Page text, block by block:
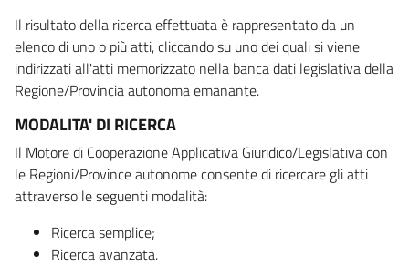
Il risultato della ricerca effettuata è rappresentato da un
elenco di uno o più atti, cliccando su uno dei quali si viene
indirizzati all'atti memorizzato nella banca dati legislativa della
Regione/Provincia autonoma emanante.
MODALITA' DI RICERCA
Il Motore di Cooperazione Applicativa Giuridico/Legislativa con
le Regioni/Province autonome consente di ricercare gli atti
attraverso le seguenti modalità:
Ricerca semplice;
Ricerca avanzata.